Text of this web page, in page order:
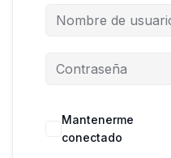
Mantenerme
conectado